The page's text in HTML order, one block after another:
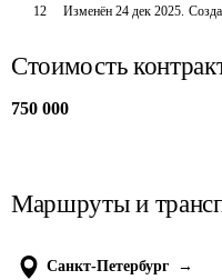
12 Изменён24 дек 2025.
Стоимость
750 000
Маршруты и
Санкт-Петербург →